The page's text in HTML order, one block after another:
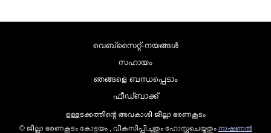
വെബ്സൈറ്റ്-നയങ്ങള്‍
സഹായം
ഞങ്ങളെ ബന്ധപ്പെടാം
ഫീഡ്ബാക്ക്
ഉള്ളടക്കത്തിന്റെ അവകാശി ജില്ലാ ഭരണകൂടം
© ജില്ലാ ഭരണകൂടം കോട്ടയം , വികസിപ്പിച്ചതും ഹോസ്റ്റുചെയ്തതും നാഷണല്‍